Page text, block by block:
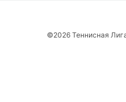
©2026 Теннисная